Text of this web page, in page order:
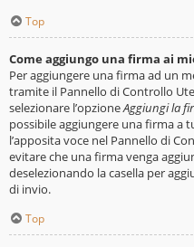
Top
Come aggiungo una firma ai
Per aggiungere una firma ad un
tramite il Pannello di Controllo
selezionare l’opzioneAggiungi la
possibile aggiungere una firma a
l’apposita voce nel Pannello di
evitare che una firma venga
deselezionando la casella per
di invio.
Top